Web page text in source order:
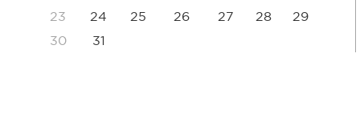
23
24 25 26 27 28
29
30
31